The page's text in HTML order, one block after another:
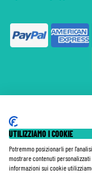
Le Tariffe pubblicate si intendono
UTILIZZIAMO I COOKIE
Potremmo posizionarli per
mostrare contenuti
informazioni sui cookie